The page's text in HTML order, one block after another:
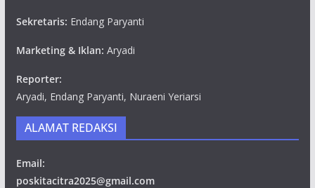
Sekretaris: Endang Paryanti
Marketing & Iklan: Aryadi
Reporter:
Aryadi, Endang Paryanti, Nuraeni Yeriarsi
ALAMAT REDAKSI
Email:
poskitacitra2025@gmail.com